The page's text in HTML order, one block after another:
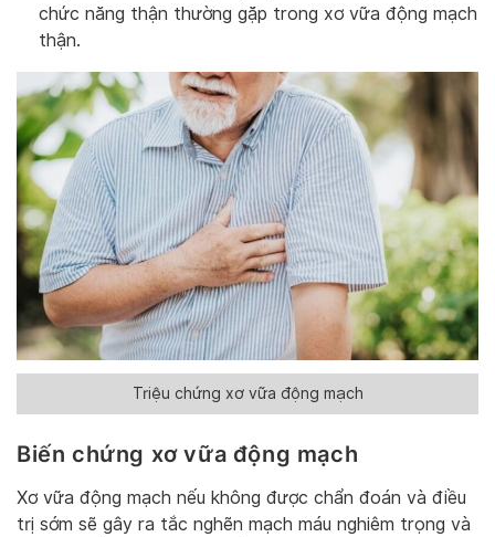
chức năng thận thường gặp trong xơ vữa động mạch
thận.
Triệu chứng xơ vữa động mạch
Biến chứng xơ vữa động mạch
Xơ vữa động mạch nếu không được chẩn đoán và điều
trị sớm sẽ gây ra tắc nghẽn mạch máu nghiêm trọng và